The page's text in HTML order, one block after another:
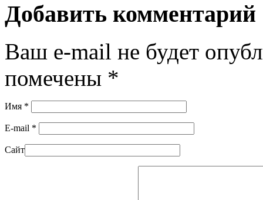
Добавить комментарий
Ваш e-mail не будет
помечены *
Имя *
E-mail *
Сайт